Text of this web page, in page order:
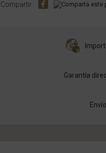
Compartir
Garantía